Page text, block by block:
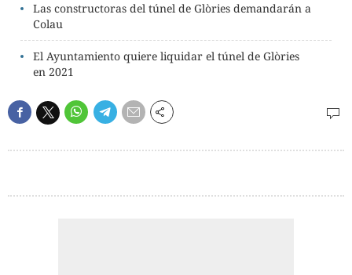
Las constructoras del túnel de Glòries demandarán a
Colau
El Ayuntamiento quiere liquidar el túnel de Glòries
en 2021